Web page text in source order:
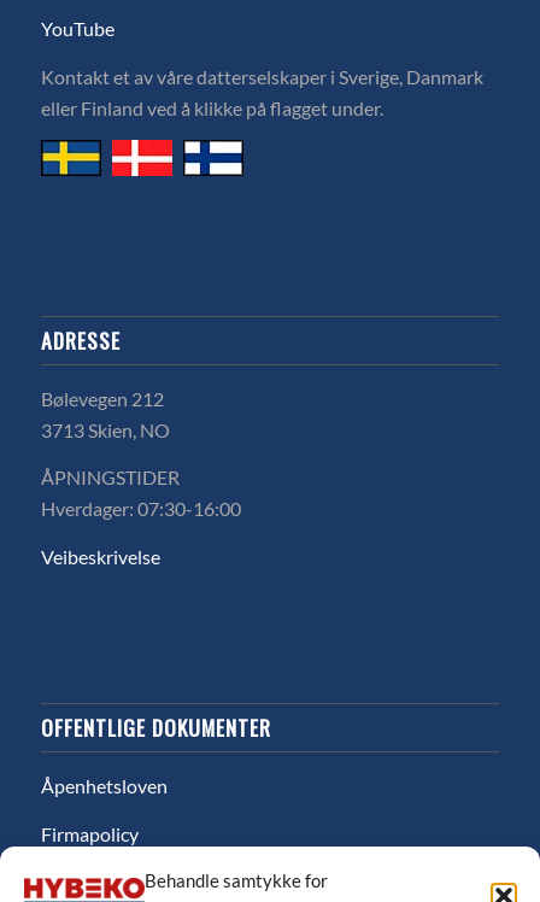
Behandle samtykke for
YouTube
Kontakt et av våre datterselskaper i Sverige, Danmark
eller Finland ved å klikke på flagget under.
ADRESSE
Bølevegen 212
3713 Skien, NO
ÅPNINGSTIDER
Hverdager: 07:30-16:00
Veibeskrivelse
OFFENTLIGE DOKUMENTER
Åpenhetsloven
Firmapolicy
Miljø